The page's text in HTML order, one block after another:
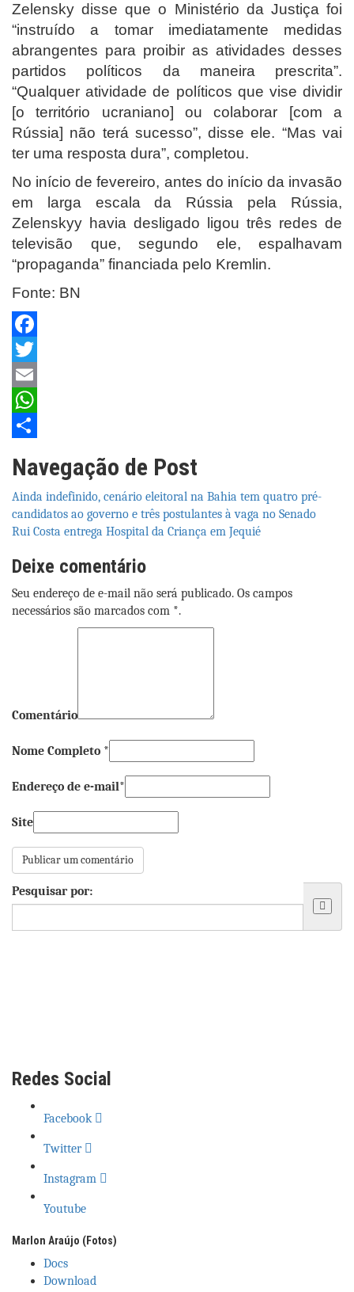
Zelensky disse que o Ministério da Justiça foi
“instruído a tomar imediatamente medidas
abrangentes para proibir as atividades desses
partidos políticos da maneira prescrita”.
“Qualquer atividade de políticos que vise dividir
[o território ucraniano] ou colaborar [com a
Rússia] não terá sucesso”, disse ele. “Mas vai
ter uma resposta dura”, completou.
No início de fevereiro, antes do início da invasão
em larga escala da Rússia pela Rússia,
Zelenskyy havia desligado ligou três redes de
televisão que, segundo ele, espalhavam
“propaganda” financiada pelo Kremlin.
Fonte: BN
Facebook
Twitter
Email
WhatsApp
Navegação de Post
Ainda indefinido, cenário eleitoral na Bahia tem quatro pré-
candidatos ao governo e três postulantes à vaga no Senado
Rui Costa entrega Hospital da Criança em Jequié
Deixe comentário
Seu endereço de e-mail não será publicado. Os campos
necessários são marcados com *.
Comentário
Nome Completo *
Endereço de e-mail*
Site
Pesquisar por:
Redes Social
Facebook
Twitter
Instagram
Youtube
Marlon Araújo (Fotos)
Docs
Download